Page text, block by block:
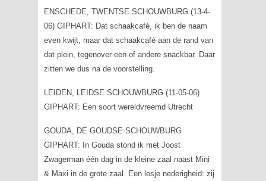
ENSCHEDE, TWENTSE SCHOUWBURG (13-4-
06) GIPHART: Dat schaakcafé, ik ben de naam
even kwijt, maar dat schaakcafé aan de rand van
dat plein, tegenover een of andere snackbar. Daar
zitten we dus na de voorstelling.
LEIDEN, LEIDSE SCHOUWBURG (11-05-06)
GIPHART: Een soort wereldvreemd Utrecht
GOUDA, DE GOUDSE SCHOUWBURG
GIPHART: In Gouda stond ik met Joost
Zwagerman één dag in de kleine zaal naast Mini
& Maxi in de grote zaal. Een lesje nederigheid: zij